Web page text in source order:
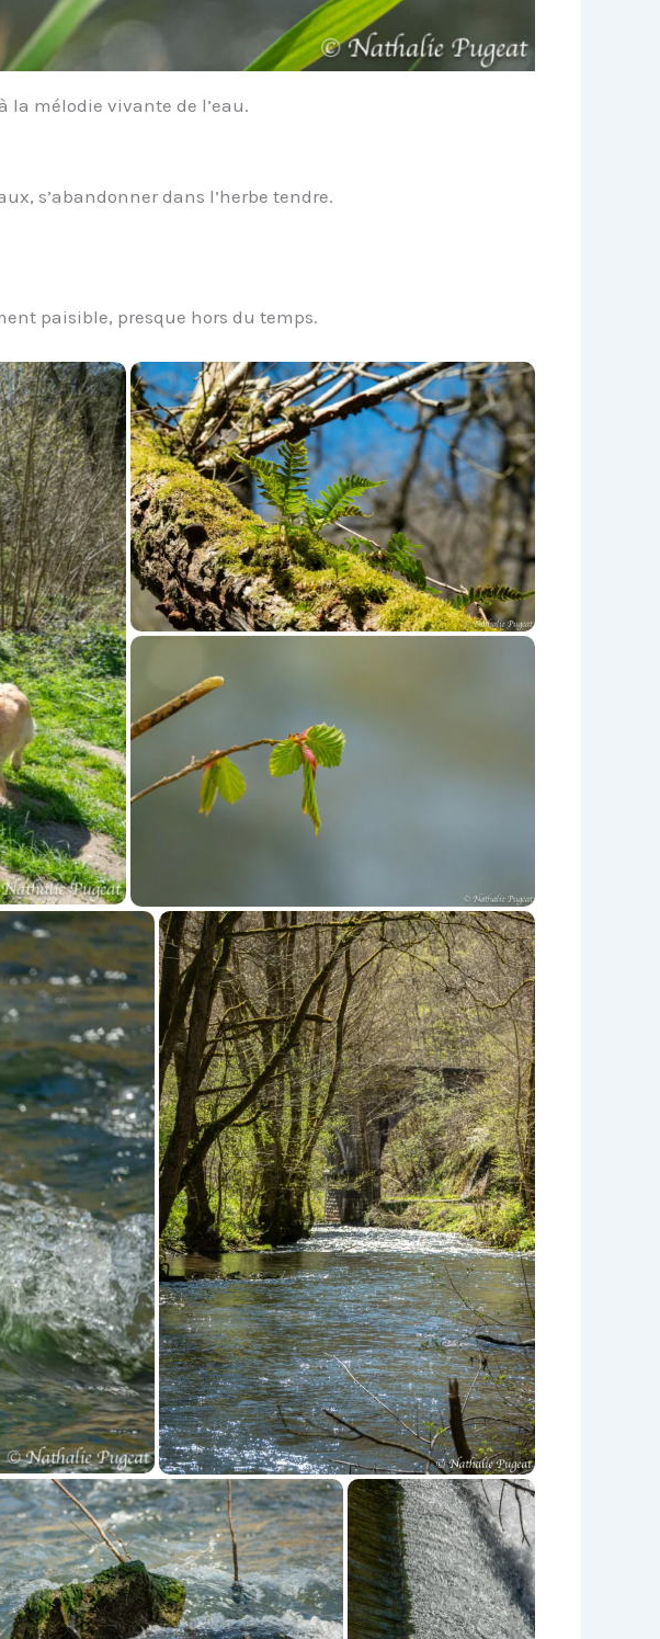
la mélodie vivante de l’eau.
s’abandonner dans l’herbe tendre.
paisible, presque hors du temps.